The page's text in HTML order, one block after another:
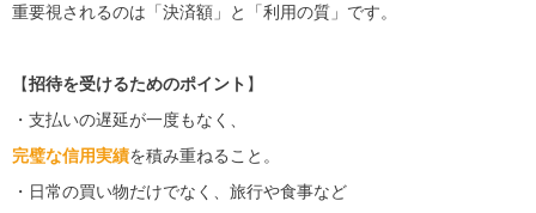
重要視されるのは「決済額」と「利用の質」です。
【招待を受けるためのポイント 】
・支払いの遅延が一度もなく、
完璧な信用実績を積み重ねること。
・日常の買い物だけでなく、旅行や食事など